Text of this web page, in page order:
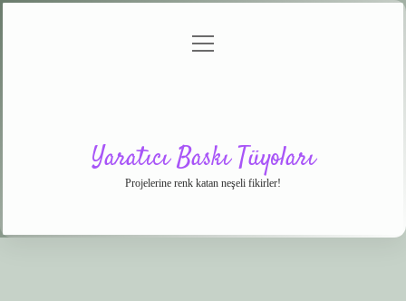
menüyü
Yaratıcı Baskı Tüyoları
Projelerine renk katan neşeli fikirler!